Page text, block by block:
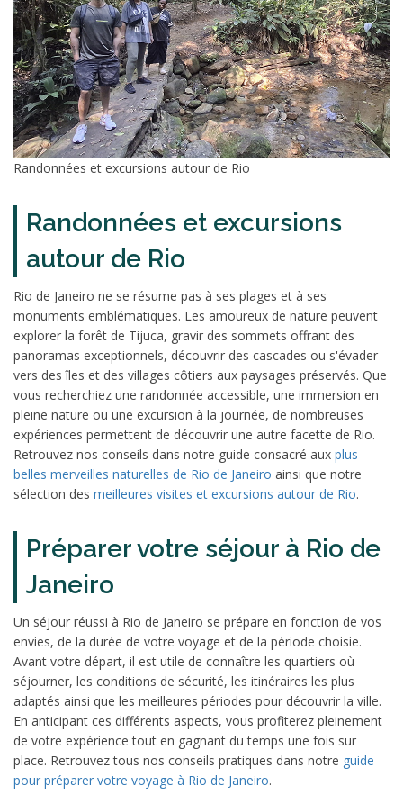
Randonnées et excursions autour de Rio
Randonnées et excursions
autour de Rio
Rio de Janeiro ne se résume pas à ses plages et à ses
monuments emblématiques. Les amoureux de nature peuvent
explorer la forêt de Tijuca, gravir des sommets offrant des
panoramas exceptionnels, découvrir des cascades ou s'évader
vers des îles et des villages côtiers aux paysages préservés. Que
vous recherchiez une randonnée accessible, une immersion en
pleine nature ou une excursion à la journée, de nombreuses
expériences permettent de découvrir une autre facette de Rio.
Retrouvez nos conseils dans notre guide consacré aux plus
belles merveilles naturelles de Rio de Janeiro ainsi que notre
sélection des meilleures visites et excursions autour de Rio.
Préparer votre séjour à Rio de
Janeiro
Un séjour réussi à Rio de Janeiro se prépare en fonction de vos
envies, de la durée de votre voyage et de la période choisie.
Avant votre départ, il est utile de connaître les quartiers où
séjourner, les conditions de sécurité, les itinéraires les plus
adaptés ainsi que les meilleures périodes pour découvrir la ville.
En anticipant ces différents aspects, vous profiterez pleinement
de votre expérience tout en gagnant du temps une fois sur
place. Retrouvez tous nos conseils pratiques dans notre guide
pour préparer votre voyage à Rio de Janeiro.